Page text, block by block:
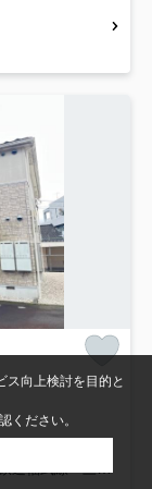
ス向上検討を目的と
ください。